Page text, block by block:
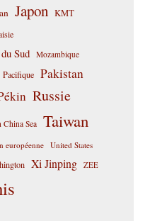
Japon KMT
Sud Mozambique
Pacifique Pakistan
Russie
China Sea Taiwan
européenne United States
Xi Jinping ZEE